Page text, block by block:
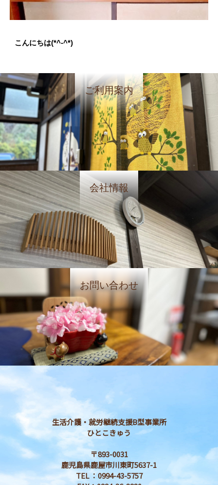
こんにちは(*^-^*)
ご利用案内
会社情報
お問い合わせ
生活介護・就労継続支援B型事業所
ひとこきゅう
〒893-0031
鹿児島県鹿屋市川東町5637-1
TEL ：0994-43-5757